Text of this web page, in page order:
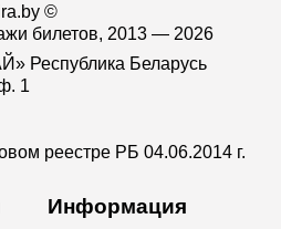
©
билетов, 2013 — 2026
Республика Беларусь
1
реестре РБ 04.06.2014 г.
Информация